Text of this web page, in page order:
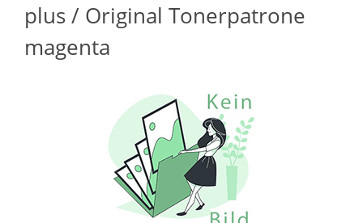
plus / Original Tonerpatrone
magenta